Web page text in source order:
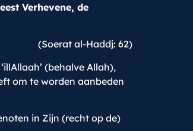
Verhevene, de
(Soerat al-Haddj: 62)
(behalve Allah),
om te worden aanbeden
in Zijn (recht op de)